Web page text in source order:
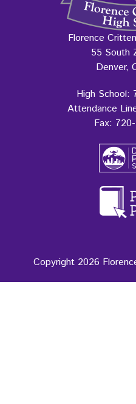
Florence
55 South
Denver,
High School:
Attendance
Fax:
Copyright 2026